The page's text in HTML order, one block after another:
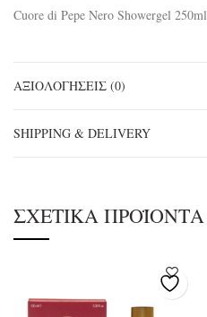
Cuore di Pepe Nero Showergel 250ml
ΑΞΙΟΛΟΓΉΣΕΙΣ (0)
SHIPPING & DELIVERY
ΣΧΕΤΙΚΆ ΠΡΟΪΌΝΤΑ